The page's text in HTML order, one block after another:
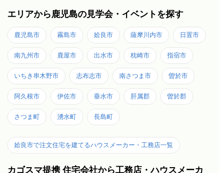
エリアから鹿児島の見学会・イベントを探す
鹿児島市 霧島市 姶良市 薩摩川内市 日置市
南九州市 鹿屋市 出水市 枕崎市 指宿市
いちき串木野市 志布志市 南さつま市 曽於市
阿久根市 伊佐市 垂水市 肝属郡 曽於郡
さつま町 湧水町 長島町
姶良市で注文住宅を建てるハウスメーカー・工務店一覧
カゴスマ提携 住宅会社から工務店・ハウスメーカ